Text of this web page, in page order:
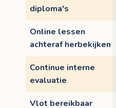
diploma's
Online lessen
achteraf herbekijken
Continue interne
evaluatie
Vlot bereikbaar